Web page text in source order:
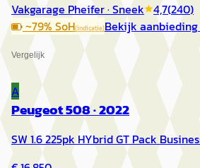
Vakgarage Pheifer· Sneek 4,7(240)
~79% SoH(indicatie)Bekijk
Vergelijk
A
Peugeot 508·2022
SW 1.6 225pk HYbrid GT Pack